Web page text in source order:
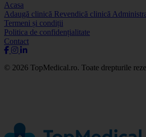
Acasa
Adaugă clinică Revendică clinică
Termeni și condiții
Politica de confidențialitate
Contact
© 2026 TopMedical.ro. Toate drepturile